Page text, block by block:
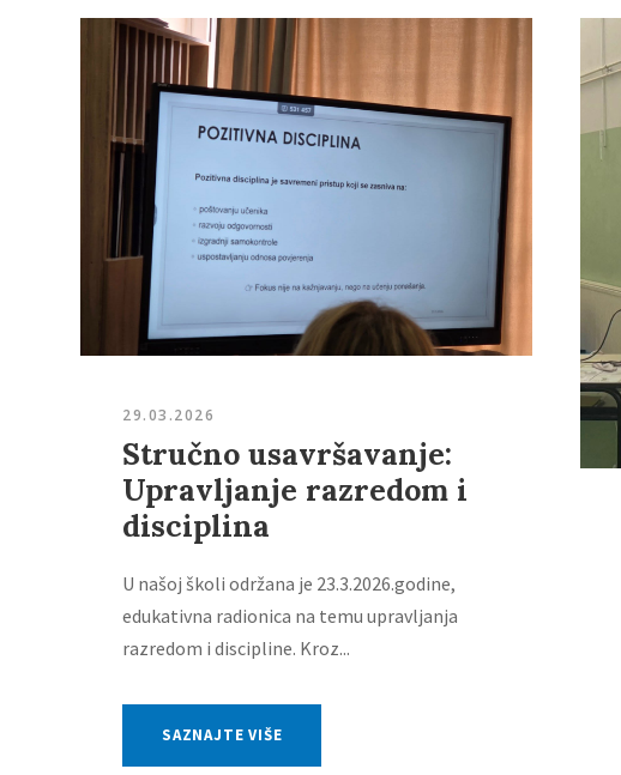
29.03.2026
Stručno usavršavanje:
Upravljanje razredom i
disciplina
U našoj školi održana je 23.3.2026.godine,
edukativna radionica na temu upravljanja
razredom i discipline. Kroz...
SAZNAJTE VIŠE